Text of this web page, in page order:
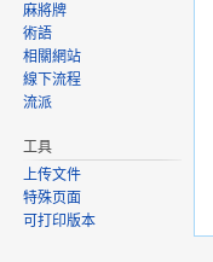
麻將牌
術語
相關網站
線下流程
流派
工具
上传文件
特殊页面
可打印版本